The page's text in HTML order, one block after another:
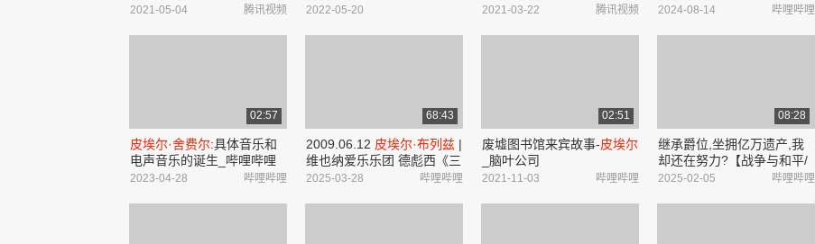
腾讯视频
2021-05-04
的细节
2022-05-20
日,而长官却在上流社会飞黄
腾讯视频
2021-03-22
罚300万元|小娱乐_哔哩哔
哔哩哔哩
2024-08-14
02:57
皮埃尔·舍费尔:具体音乐和
电声音乐的诞生_哔哩哔哩
_bilibili
哔哩哔哩
2023-04-28
68:43
2009.06.12 皮埃尔·布列兹 |
维也纳爱乐乐团 德彪西《三
首夜曲》席曼诺夫斯基《第
哔哩哔哩
2025-03-28
02:51
废墟图书馆来宾故事-皮埃尔
_脑叶公司
哔哩哔哩
2021-11-03
08:28
继承爵位,坐拥亿万遗产,我
却还在努力?【战争与和平/
人物志-皮埃尔·
别祖霍夫】_
哔哩哔哩
2025-02-05